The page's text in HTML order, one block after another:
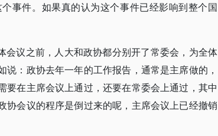
事件。如果真的认为这个事件已经影响到整个国
议之前，人大和政协都分别开了常委会，为全体
：政协去年一年的工作报告，通常是主席做的，
在主席会议上通过，还要在常委会上通过，其中
会议的程序是倒过来的呢，主席会议上已经撤销